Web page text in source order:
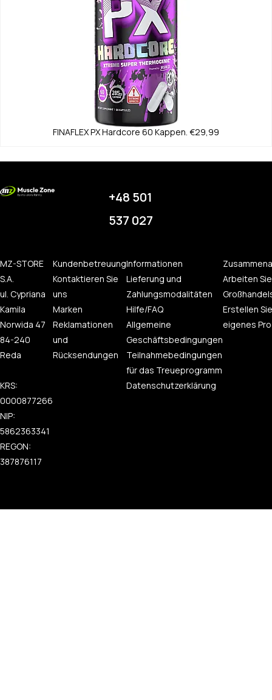
FINAFLEX PX Hardcore 60 Kappen. €29,99
+48 501
537 027
MZ-STORE
S.A.
ul. Cypriana
Kamila
Norwida 47
84-240
Reda
KRS:
0000877266
NIP:
5862363341
REGON:
387876117
Kundenbetreuung
Kontaktieren Sie
uns
Marken
Reklamationen
und
Rücksendungen
Informationen
Lieferung und
Zahlungsmodalitäten
Hilfe/FAQ
Allgemeine
Geschäftsbedingungen
Teilnahmebedingungen
für das Treueprogramm
Datenschutzerklärung
Arbeiten
Erstellen
eigenes